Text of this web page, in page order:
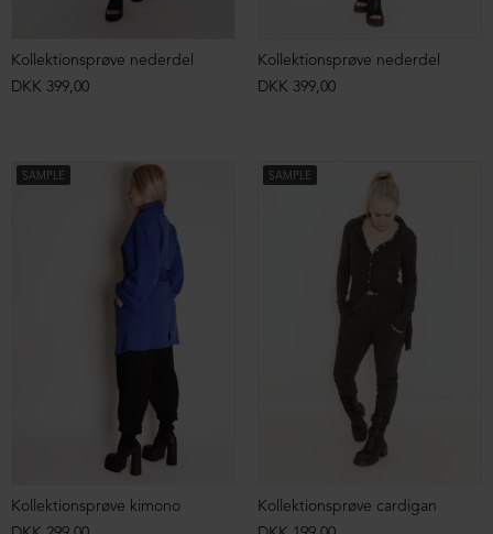
Kollektionsprøve nederdel
DKK 399,00
Kollektionsprøve nederdel
DKK 399,00
SAMPLE
Kollektionsprøve kimono
SAMPLE
Kollektionsprøve cardigan